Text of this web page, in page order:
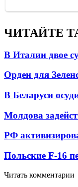
ЧИТАЙТЕ
В Италии двое
Орден для
В Беларуси
Молдова
РФ
Польские F-16
Читать комментарии